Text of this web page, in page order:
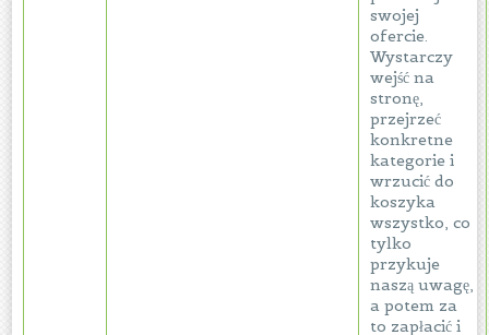
swojej
ofercie.
Wystarczy
wejść na
stronę,
przejrzeć
konkretne
kategorie i
wrzucić do
koszyka
wszystko, co
tylko
przykuje
naszą uwagę,
a potem za
to zapłacić i